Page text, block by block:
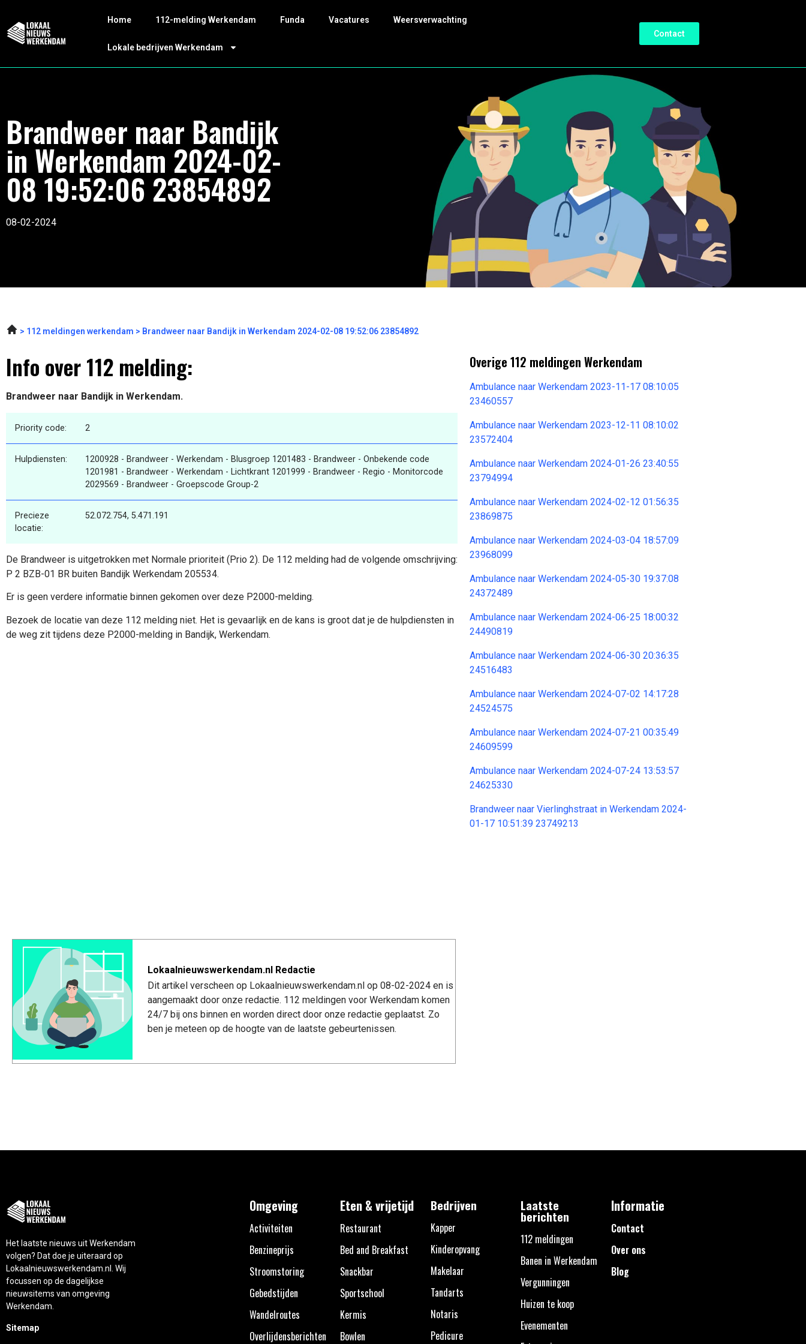
Home 112-melding Werkendam Funda Vacatures Weersverwachting
Lokale bedrijven Werkendam
Contact
Brandweer naar Bandijk
in Werkendam 2024-02-
08 19:52:06 23854892
08-02-2024
112 meldingen werkendam Brandweer naar Bandijk in Werkendam 2024-02-08 19:52:06 23854892
Info over 112 melding:
Brandweer naar Bandijk in Werkendam.
Priority code: 2
Hulpdiensten:
1200928 - Brandweer - Werkendam - Blusgroep 1201483 - Brandweer - Onbekende code
1201981 - Brandweer - Werkendam - Lichtkrant 1201999 - Brandweer - Regio - Monitorcode
2029569 - Brandweer - Groepscode Group-2
Precieze
locatie:
52.072.754, 5.471.191
De Brandweer is uitgetrokken met Normale prioriteit (Prio 2). De 112 melding had de volgende omschrijving:
P 2 BZB-01 BR buiten Bandijk Werkendam 205534.
Er is geen verdere informatie binnen gekomen over deze P2000-melding.
Bezoek de locatie van deze 112 melding niet. Het is gevaarlijk en de kans is groot dat je de hulpdiensten in
de weg zit tijdens deze P2000-melding in Bandijk, Werkendam.
Overige 112 meldingen Werkendam
Ambulance naar Werkendam 2023-11-17 08:10:05
23460557
Ambulance naar Werkendam 2023-12-11 08:10:02
23572404
Ambulance naar Werkendam 2024-01-26 23:40:55
23794994
Ambulance naar Werkendam 2024-02-12 01:56:35
23869875
Ambulance naar Werkendam 2024-03-04 18:57:09
23968099
Ambulance naar Werkendam 2024-05-30 19:37:08
24372489
Ambulance naar Werkendam 2024-06-25 18:00:32
24490819
Ambulance naar Werkendam 2024-06-30 20:36:35
24516483
Ambulance naar Werkendam 2024-07-02 14:17:28
24524575
Ambulance naar Werkendam 2024-07-21 00:35:49
24609599
Ambulance naar Werkendam 2024-07-24 13:53:57
24625330
Brandweer naar Vierlinghstraat in Werkendam 2024-
01-17 10:51:39 23749213
Lokaalnieuwswerkendam.nl Redactie
Dit artikel verscheen op Lokaalnieuwswerkendam.nl op 08-02-2024 en is
aangemaakt door onze redactie. 112 meldingen voor Werkendam komen
24/7 bij ons binnen en worden direct door onze redactie geplaatst. Zo
ben je meteen op de hoogte van de laatste gebeurtenissen.
Het laatste nieuws uit Werkendam
volgen? Dat doe je uiteraard op
Lokaalnieuwswerkendam.nl. Wij
focussen op de dagelijkse
nieuwsitems van omgeving
Werkendam.
Sitemap
Omgeving
Activiteiten
Benzineprijs
Stroomstoring
Gebedstijden
Wandelroutes
Overlijdensberichten
Eten & vrijetijd
Restaurant
Bed and Breakfast
Snackbar
Sportschool
Kermis
Bowlen
Bedrijven
Kapper
Kinderopvang
Makelaar
Tandarts
Notaris
Pedicure
Laatste
berichten
112 meldingen
Banen in Werkendam
Vergunningen
Huizen te koop
Evenementen
Informatie
Contact
Over ons
Blog